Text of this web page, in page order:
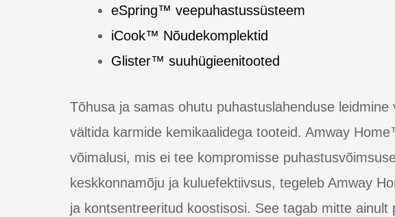
eSpring™ veepuhastussüsteem
iCook™ Nõudekomplektid
Glister™ suuhügieenitooted
Tõhusa ja samas ohutu puhastuslahenduse
vältida karmide kemikaalidega tooteid. Amway
võimalusi, mis ei tee kompromisse
keskkonnamõju ja kuluefektiivsus, tegeleb Amway
ja kontsentreeritud koostisosi. See tagab mitte